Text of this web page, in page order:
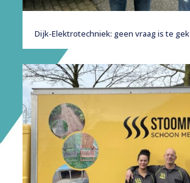
Dijk-Elektrotechniek: geen vraag is te gek